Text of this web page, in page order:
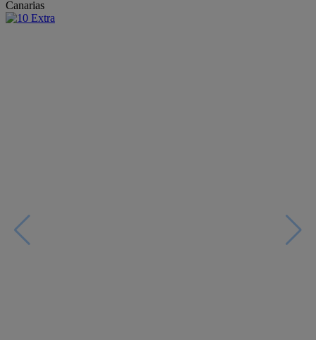
Canarias